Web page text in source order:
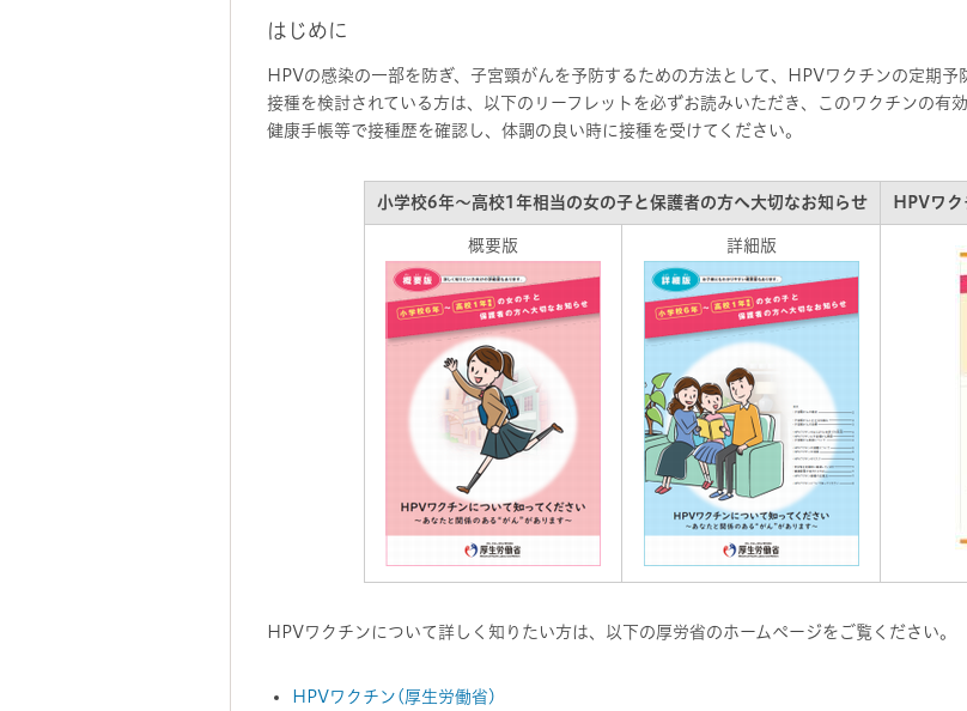
はじめに
HPVの感染の一部を防ぎ、子宮頸がんを予防するための方法として、HPVワクチンの定期予
接種を検討されている方は、以下のリーフレットを必ずお読みいただき、このワクチンの有
健康手帳等で接種歴を確認し、体調の良い時に接種を受けてください。
小学校6年～高校1年相当の女の子と保護者の方へ大切なお知らせ HPVワ
概要版 詳細版
HPVワクチンについて詳しく知りたい方は、以下の厚労省のホームページをご覧ください。
HPVワクチン(厚生労働省)